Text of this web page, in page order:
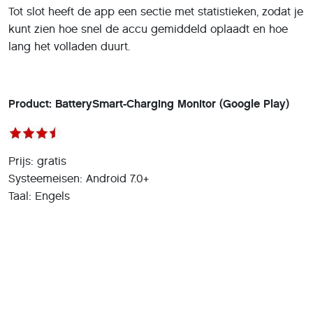
Tot slot heeft de app een sectie met statistieken, zodat je
kunt zien hoe snel de accu gemiddeld oplaadt en hoe
lang het volladen duurt.
Product: BatterySmart-Charging Monitor (Google Play)
Prijs: gratis
Systeemeisen: Android 7.0+
Taal: Engels